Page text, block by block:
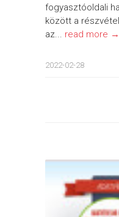
fogyasztóoldali
között a
az... read more →
2022-02-28